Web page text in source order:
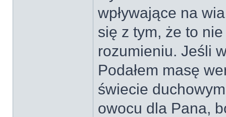
wpływające na
się z tym, że to
rozumieniu. Jeśli
Podałem masę
świecie
owocu dla Pana,